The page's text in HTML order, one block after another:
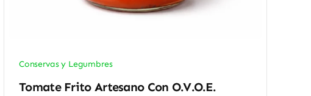
Conservas y Legumbres
Tomate Frito Artesano Con O.V.O.E.